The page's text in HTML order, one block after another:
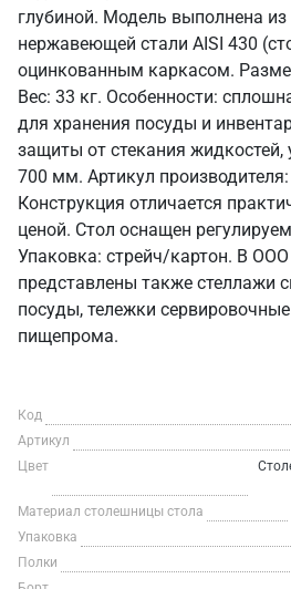
глубиной. Модель выполнена
нержавеющей стали AISI 430
оцинкованным каркасом.
Вес: 33 кг. Особенности:
для хранения посуды и
защиты от стекания жидкостей,
700 мм. Артикул
Конструкция отличается
ценой. Стол оснащен
Упаковка: стрейч/картон. В
представлены также стеллажи
посуды, тележки
пищепрома.
Код
Артикул
Цвет
Материал столешницы стола
Упаковка
Полки